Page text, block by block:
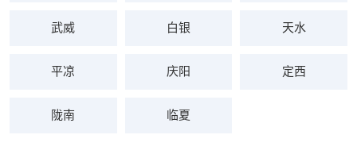
武威 白银 天水
平凉 庆阳 定西
陇南 临夏